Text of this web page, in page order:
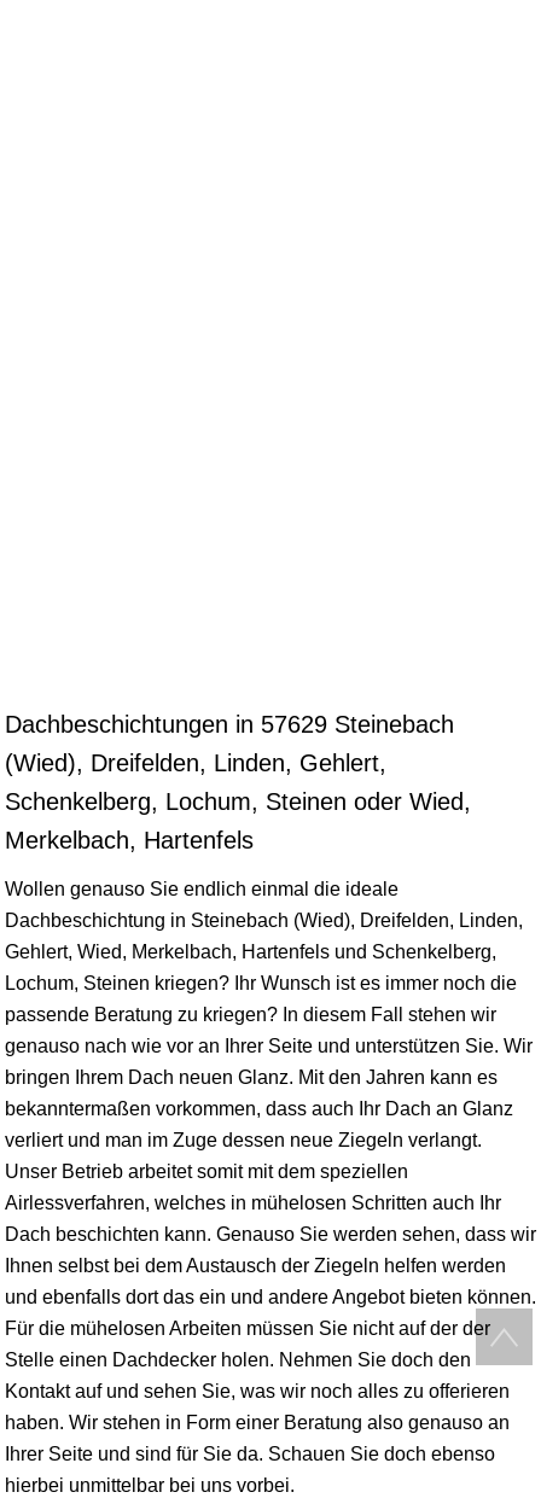
Dachbeschichtungen in 57629 Steinebach
(Wied), Dreifelden, Linden, Gehlert,
Schenkelberg, Lochum, Steinen oder Wied,
Merkelbach, Hartenfels
Wollen genauso Sie endlich einmal die ideale
Dachbeschichtung in Steinebach (Wied), Dreifelden, Linden,
Gehlert, Wied, Merkelbach, Hartenfels und Schenkelberg,
Lochum, Steinen kriegen? Ihr Wunsch ist es immer noch die
passende Beratung zu kriegen? In diesem Fall stehen wir
genauso nach wie vor an Ihrer Seite und unterstützen Sie. Wir
bringen Ihrem Dach neuen Glanz. Mit den Jahren kann es
bekanntermaßen vorkommen, dass auch Ihr Dach an Glanz
verliert und man im Zuge dessen neue Ziegeln verlangt.
Unser Betrieb arbeitet somit mit dem speziellen
Airlessverfahren, welches in mühelosen Schritten auch Ihr
Dach beschichten kann. Genauso Sie werden sehen, dass wir
Ihnen selbst bei dem Austausch der Ziegeln helfen werden
und ebenfalls dort das ein und andere Angebot bieten können.
Für die mühelosen Arbeiten müssen Sie nicht auf der der
Stelle einen Dachdecker holen. Nehmen Sie doch den
Kontakt auf und sehen Sie, was wir noch alles zu offerieren
haben. Wir stehen in Form einer Beratung also genauso an
Ihrer Seite und sind für Sie da. Schauen Sie doch ebenso
hierbei unmittelbar bei uns vorbei.